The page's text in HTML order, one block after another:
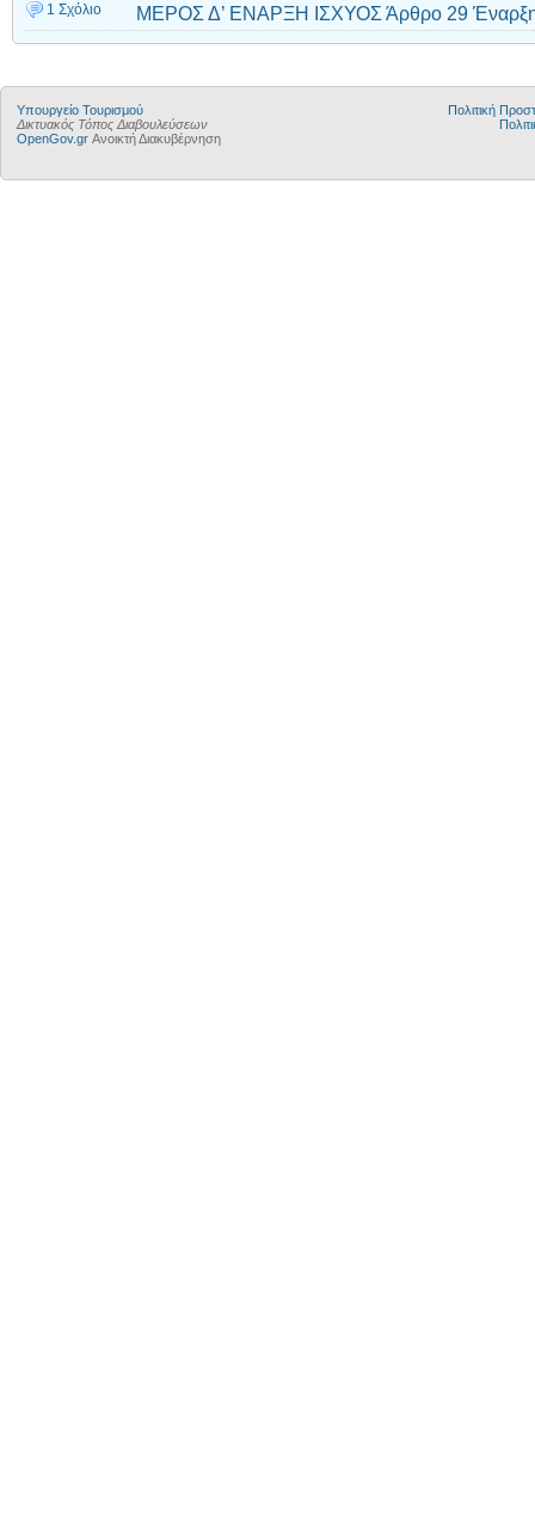
1 Σχόλιο ΜΕΡΟΣ Δ’ ΕΝΑΡΞΗ ΙΣΧΥΟΣ Άρθρο 29 Έναρξη
Υπουργείο Τουρισμού
Δικτυακός Τόπος Διαβουλεύσεων
OpenGov.gr Ανοικτή Διακυβέρνηση
Πολιτική